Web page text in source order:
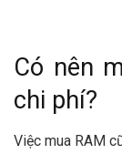
Có nên
chi phí?
Việc mua RAM